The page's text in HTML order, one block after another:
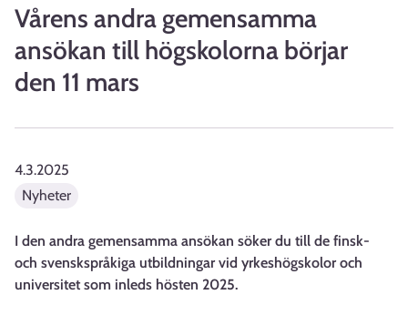
Vårens andra gemensamma
ansökan till högskolorna börjar
den 11 mars
4.3.2025
Nyheter
I den andra gemensamma ansökan söker du till de finsk-
och svenskspråkiga utbildningar vid yrkeshögskolor och
universitet som inleds hösten 2025.